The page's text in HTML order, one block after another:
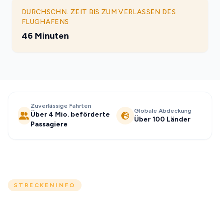
DURCHSCHN. ZEIT BIS ZUM VERLASSEN DES
FLUGHAFENS
46 Minuten
Zuverlässige Fahrten
Über 4 Mio. beförderte
Passagiere
Globale Abdeckung
Über 100 Länder
STRECKENINFO